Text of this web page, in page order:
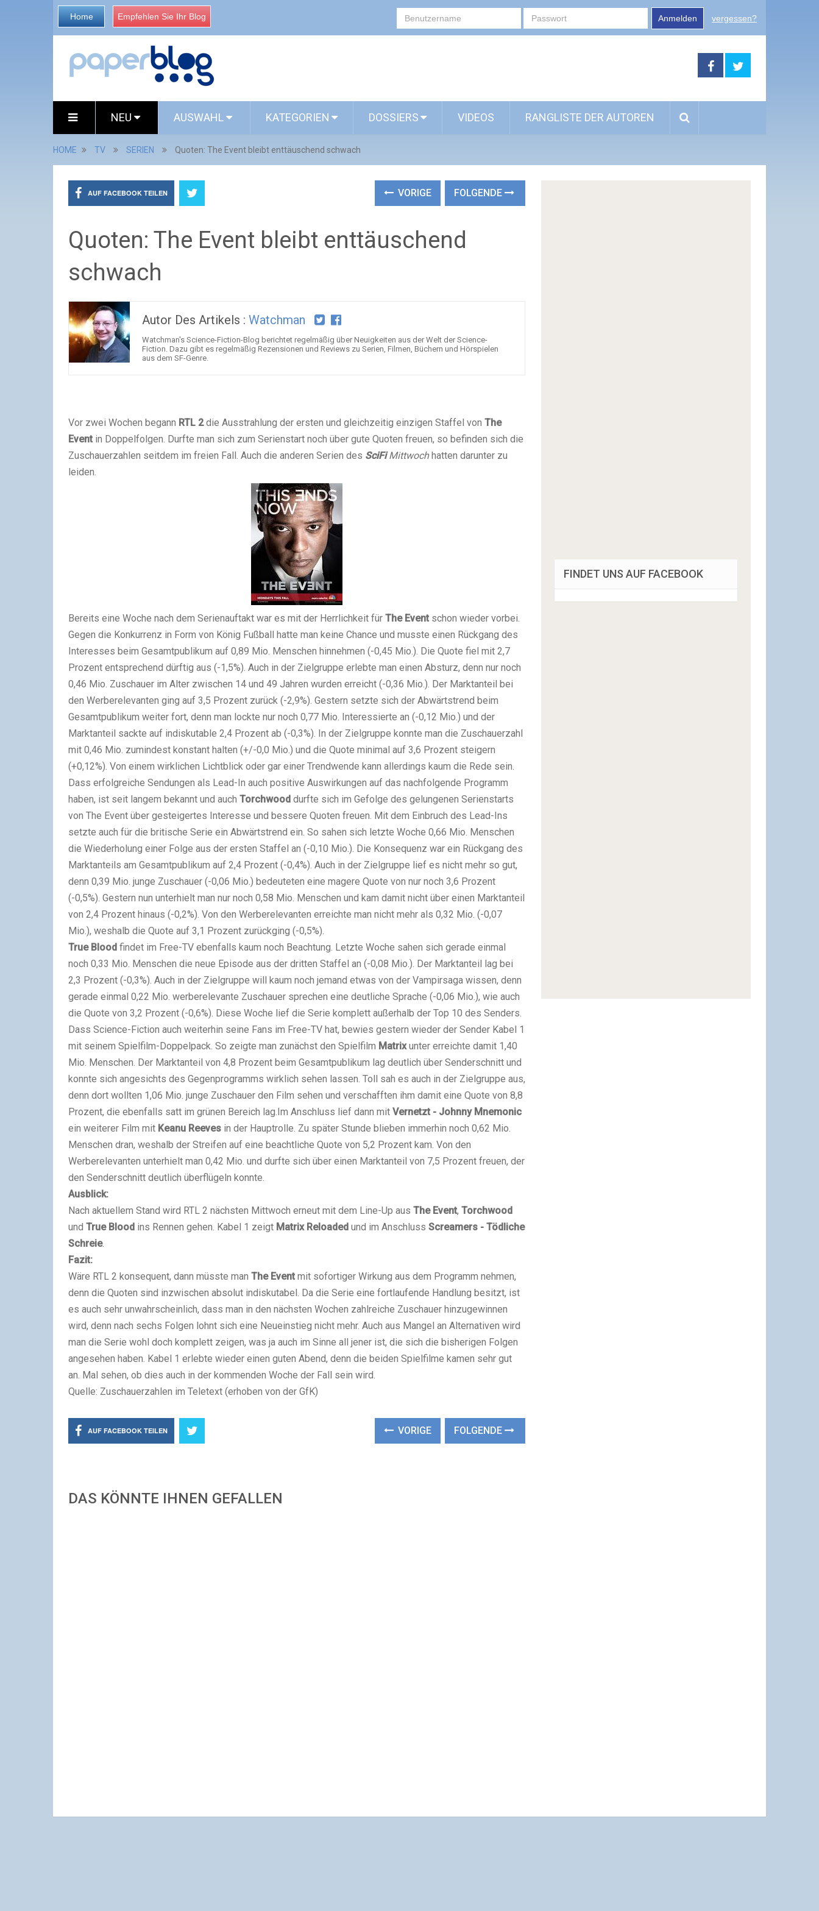
Home Empfehlen Sie Ihr Blog Anmelden vergessen?
NEU AUSWAHL KATEGORIEN DOSSIERS VIDEOS RANGLISTE DER AUTOREN
HOME TV SERIEN Quoten: The Event bleibt enttäuschend schwach
AUF FACEBOOK TEILEN VORIGE FOLGENDE
Quoten: The Event bleibt enttäuschend
schwach
Autor Des Artikels : Watchman
Watchman's Science-Fiction-Blog berichtet regelmäßig über Neuigkeiten aus der Welt der Science-
Fiction. Dazu gibt es regelmäßig Rezensionen und Reviews zu Serien, Filmen, Büchern und Hörspielen
aus dem SF-Genre.
Vor zwei Wochen begann RTL 2die Ausstrahlung der ersten und gleichzeitig einzigen Staffel von The
Event in Doppelfolgen. Durfte man sich zum Serienstart noch über gute Quoten freuen, so befinden sich die
Zuschauerzahlen seitdem im freien Fall. Auch die anderen Serien des SciFiMittwochhatten darunter zu
leiden.
Bereits eine Woche nach dem Serienauftakt war es mit der Herrlichkeit für The Event schon wieder vorbei.
Gegen die Konkurrenz in Form von König Fußball hatte man keine Chance und musste einen Rückgang des
Interesses beim Gesamtpublikum auf 0,89 Mio. Menschen hinnehmen (-0,45 Mio.). Die Quote fiel mit 2,7
Prozent entsprechend dürftig aus (-1,5%). Auch in der Zielgruppe erlebte man einen Absturz, denn nur noch
0,46 Mio. Zuschauer im Alter zwischen 14 und 49 Jahren wurden erreicht (-0,36 Mio.). Der Marktanteil bei
den Werberelevanten ging auf 3,5 Prozent zurück (-2,9%). Gestern setzte sich der Abwärtstrend beim
Gesamtpublikum weiter fort, denn man lockte nur noch 0,77 Mio. Interessierte an (-0,12 Mio.) und der
Marktanteil sackte auf indiskutable 2,4 Prozent ab (-0,3%). In der Zielgruppe konnte man die Zuschauerzahl
mit 0,46 Mio. zumindest konstant halten (+/-0,0 Mio.) und die Quote minimal auf 3,6 Prozent steigern
(+0,12%). Von einem wirklichen Lichtblick oder gar einer Trendwende kann allerdings kaum die Rede sein.
Dass erfolgreiche Sendungen als Lead-In auch positive Auswirkungen auf das nachfolgende Programm
haben, ist seit langem bekannt und auch Torchwood durfte sich im Gefolge des gelungenen Serienstarts
von The Event über gesteigertes Interesse und bessere Quoten freuen. Mit dem Einbruch des Lead-Ins
setzte auch für die britische Serie ein Abwärtstrend ein. So sahen sich letzte Woche 0,66 Mio. Menschen
die Wiederholung einer Folge aus der ersten Staffel an (-0,10 Mio.). Die Konsequenz war ein Rückgang des
Marktanteils am Gesamtpublikum auf 2,4 Prozent (-0,4%). Auch in der Zielgruppe lief es nicht mehr so gut,
denn 0,39 Mio. junge Zuschauer (-0,06 Mio.) bedeuteten eine magere Quote von nur noch 3,6 Prozent
(-0,5%). Gestern nun unterhielt man nur noch 0,58 Mio. Menschen und kam damit nicht über einen Marktanteil
von 2,4 Prozent hinaus (-0,2%). Von den Werberelevanten erreichte man nicht mehr als 0,32 Mio. (-0,07
Mio.), weshalb die Quote auf 3,1 Prozent zurückging (-0,5%).
True Blood findet im Free-TV ebenfalls kaum noch Beachtung. Letzte Woche sahen sich gerade einmal
noch 0,33 Mio. Menschen die neue Episode aus der dritten Staffel an (-0,08 Mio.). Der Marktanteil lag bei
2,3 Prozent (-0,3%). Auch in der Zielgruppe will kaum noch jemand etwas von der Vampirsaga wissen, denn
gerade einmal 0,22 Mio. werberelevante Zuschauer sprechen eine deutliche Sprache (-0,06 Mio.), wie auch
die Quote von 3,2 Prozent (-0,6%). Diese Woche lief die Serie komplett außerhalb der Top 10 des Senders.
Dass Science-Fiction auch weiterhin seine Fans im Free-TV hat, bewies gestern wieder der Sender Kabel 1
mit seinem Spielfilm-Doppelpack. So zeigte man zunächst den Spielfilm Matrixunter erreichte damit 1,40
Mio. Menschen. Der Marktanteil von 4,8 Prozent beim Gesamtpublikum lag deutlich über Senderschnitt und
konnte sich angesichts des Gegenprogramms wirklich sehen lassen. Toll sah es auch in der Zielgruppe aus,
denn dort wollten 1,06 Mio. junge Zuschauer den Film sehen und verschafften ihm damit eine Quote von 8,8
Prozent, die ebenfalls satt im grünen Bereich lag.Im Anschluss lief dann mit Vernetzt - Johnny Mnemonic
ein weiterer Film mit Keanu Reeves in der Hauptrolle. Zu später Stunde blieben immerhin noch 0,62 Mio.
Menschen dran, weshalb der Streifen auf eine beachtliche Quote von 5,2 Prozent kam. Von den
Werberelevanten unterhielt man 0,42 Mio. und durfte sich über einen Marktanteil von 7,5 Prozent freuen, der
den Senderschnitt deutlich überflügeln konnte.
Ausblick:
Nach aktuellem Stand wird RTL 2 nächsten Mittwoch erneut mit dem Line-Up aus The Event, Torchwood
und True Blood ins Rennen gehen. Kabel 1 zeigt Matrix Reloaded und im Anschluss Screamers - Tödliche
Schreie.
Fazit:
Wäre RTL 2 konsequent, dann müsste man The Event mit sofortiger Wirkung aus dem Programm nehmen,
denn die Quoten sind inzwischen absolut indiskutabel. Da die Serie eine fortlaufende Handlung besitzt, ist
es auch sehr unwahrscheinlich, dass man in den nächsten Wochen zahlreiche Zuschauer hinzugewinnen
wird, denn nach sechs Folgen lohnt sich eine Neueinstieg nicht mehr. Auch aus Mangel an Alternativen wird
man die Serie wohl doch komplett zeigen, was ja auch im Sinne all jener ist, die sich die bisherigen Folgen
angesehen haben. Kabel 1 erlebte wieder einen guten Abend, denn die beiden Spielfilme kamen sehr gut
an. Mal sehen, ob dies auch in der kommenden Woche der Fall sein wird.
Quelle: Zuschauerzahlen im Teletext (erhoben von der GfK)
AUF FACEBOOK TEILEN VORIGE FOLGENDE
DAS KÖNNTE IHNEN GEFALLEN
FINDET UNS AUF FACEBOOK